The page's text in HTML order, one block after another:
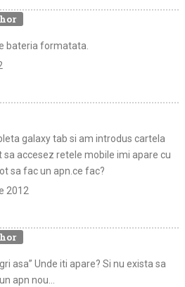
bateria formatata.
galaxy tab si am introdus cartela
sa accesez retele mobile imi apare cu
sa fac un apn.ce fac?
2012
asa” Unde iti apare? Si nu exista sa
apn nou…